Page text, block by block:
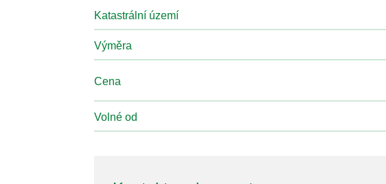
Katastrální území
Výměra
Cena
Volné od